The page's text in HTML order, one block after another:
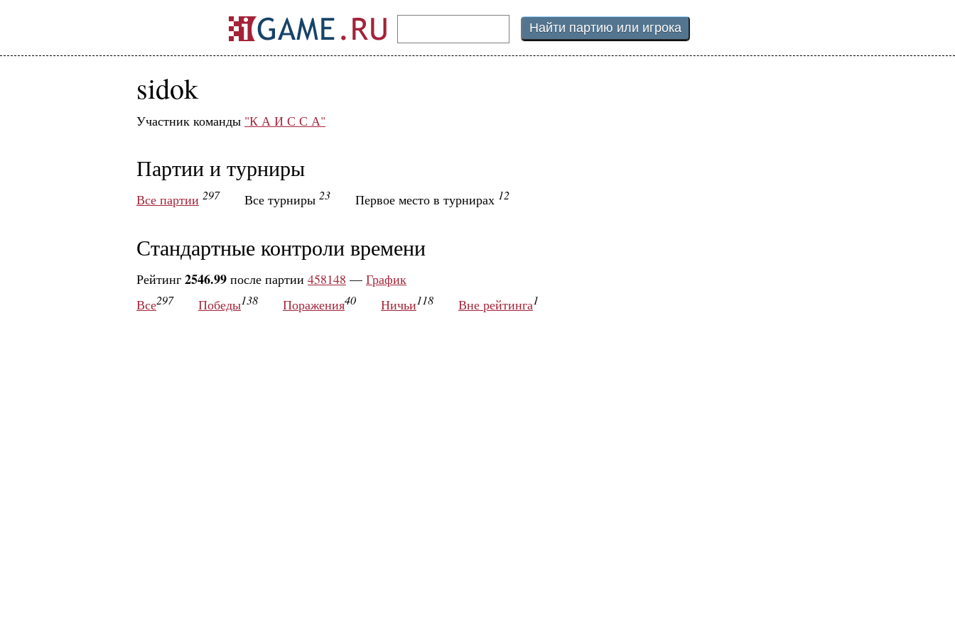
sidok
Участник команды "К А И С С А"
Партии и турниры
Все партии 297 Все турниры 23 Первое место в турнирах 12
Стандартные контроли времени
Рейтинг 2546.99 после партии 458148 — График
Все297 Победы138 Поражения40 Ничьи118 Вне рейтинга1